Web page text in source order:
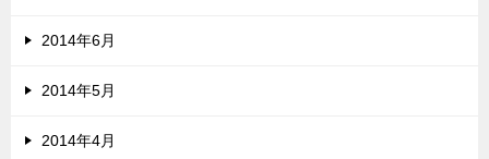
2014年6月
2014年5月
2014年4月